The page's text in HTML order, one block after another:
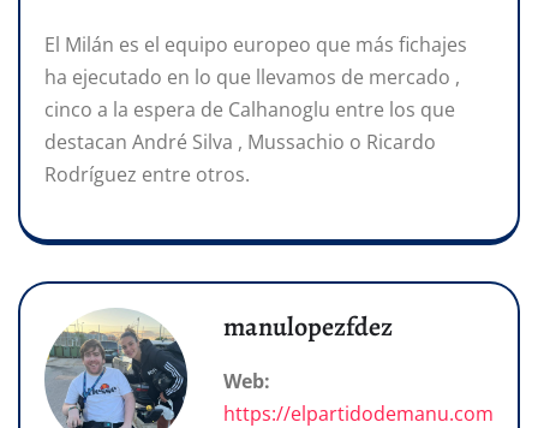
El Milán es el equipo europeo que más fichajes
ha ejecutado en lo que llevamos de mercado ,
cinco a la espera de Calhanoglu entre los que
destacan André Silva , Mussachio o Ricardo
Rodríguez entre otros.
manulopezfdez
Web:
https://elpartidodemanu.com